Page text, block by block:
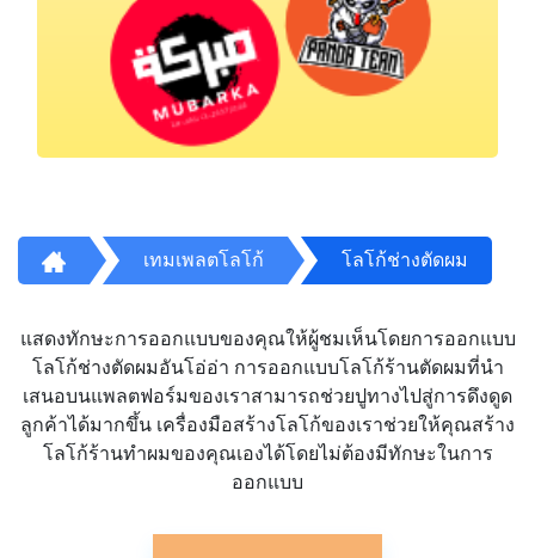
เทมเพลตโลโก้ โลโก้ช่างตัดผม
แสดงทักษะการออกแบบของคุณให้ผู้ชมเห็นโดยการออกแบบ
โลโก้ช่างตัดผมอันโอ่อ่า การออกแบบโลโก้ร้านตัดผมที่นำ
เสนอบนแพลตฟอร์มของเราสามารถช่วยปูทางไปสู่การดึงดูด
ลูกค้าได้มากขึ้น เครื่องมือสร้างโลโก้ของเราช่วยให้คุณสร้าง
โลโก้ร้านทำผมของคุณเองได้โดยไม่ต้องมีทักษะในการ
ออกแบบ